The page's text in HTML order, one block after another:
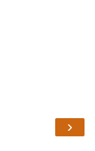
›